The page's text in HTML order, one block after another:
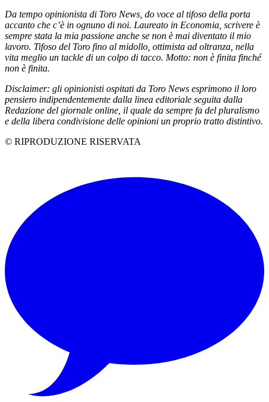
Da tempo opinionista di Toro News, do voce al tifoso della porta
accanto che c’è in ognuno di noi. Laureato in Economia, scrivere è
sempre stata la mia passione anche se non è mai diventato il mio
lavoro. Tifoso del Toro fino al midollo, ottimista ad oltranza, nella
vita meglio un tackle di un colpo di tacco. Motto: non è finita finché
non è finita.
Disclaimer: gli opinionisti ospitati da Toro News esprimono il loro
pensiero indipendentemente dalla linea editoriale seguita dalla
Redazione del giornale online, il quale da sempre fa del pluralismo
e della libera condivisione delle opinioni un proprio tratto distintivo.
© RIPRODUZIONE RISERVATA